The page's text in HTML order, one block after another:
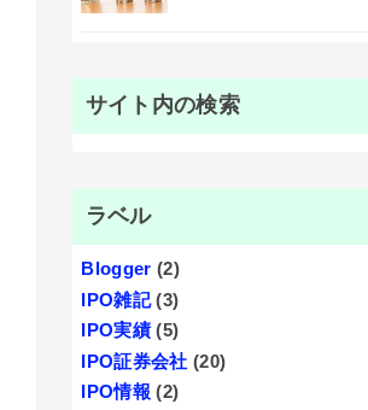
サイト内の検索
ラベル
Blogger (2)
IPO雑記 (3)
IPO実績 (5)
IPO証券会社 (20)
IPO情報 (2)